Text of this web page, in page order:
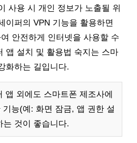
사용 시 개인 정보가 노출될 위
이퍼의 VPN 기능을 활용하면
안전하게 인터넷을 사용할 수
앱 설치 및 활용법 숙지는 스마
화하는 길입니다.
앱 외에도 스마트폰 제조사에
능(예: 화면 잠금, 앱 권한 설
는 것이 좋습니다.